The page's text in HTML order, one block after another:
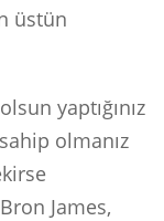
üstün
yaptığınız
olmanız
James,